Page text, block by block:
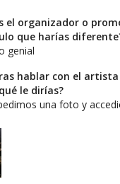
el organizador o
que harías
genial
hablar con el
le dirías?
una foto y